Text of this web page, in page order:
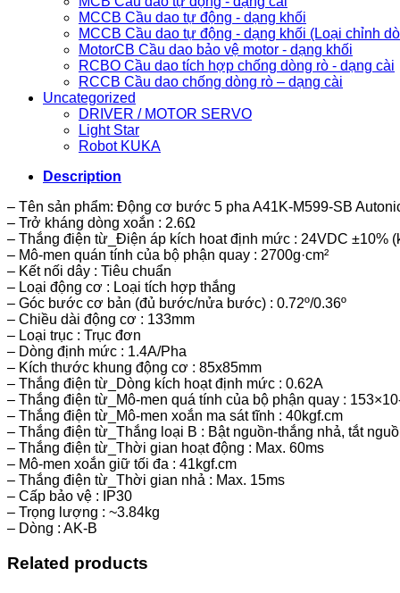
MCCB Cầu dao tự động - dạng khối
MCCB Cầu dao tự động - dạng khối (Loại chỉnh
MotorCB Cầu dao bảo vệ motor - dạng khối
RCBO Cầu dao tích hợp chống dòng rò - dạng cài
RCCB Cầu dao chống dòng rò – dạng cài
Uncategorized
DRIVER / MOTOR SERVO
Light Star
Robot KUKA
Description
– Tên sản phẩm: Động cơ bước 5 pha A41K-M599-SB
– Trở kháng dòng xoắn : 2.6Ω
– Thắng điện từ_Điện áp kích hoat định mức : 24VDC ±10%
– Mô-men quán tính của bộ phận quay : 2700g·cm²
– Kết nối dây : Tiêu chuẩn
– Loại động cơ : Loại tích hợp thắng
– Góc bước cơ bản (đủ bước/nửa bước) : 0.72º/0.36º
– Chiều dài động cơ : 133mm
– Loại trục : Trục đơn
– Dòng định mức : 1.4A/Pha
– Kích thước khung động cơ : 85x85mm
– Thắng điện từ_Dòng kích hoạt định mức : 0.62A
– Thắng điện từ_Mô-men quá tính của bộ phận quay :
– Thắng điện từ_Mô-men xoắn ma sát tĩnh : 40kgf.cm
– Thắng điện từ_Thắng loại B : Bật nguồn-thắng nhả, tắt
– Thắng điện từ_Thời gian hoạt động : Max. 60ms
– Mô-men xoắn giữ tối đa : 41kgf.cm
– Thắng điện từ_Thời gian nhả : Max. 15ms
– Cấp bảo vệ : IP30
– Trọng lượng : ~3.84kg
– Dòng : AK-B
Related products